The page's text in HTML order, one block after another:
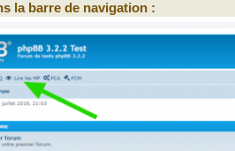
la barre de navigation :